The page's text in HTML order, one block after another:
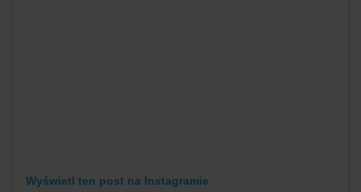
Wyświetl ten post na Instagramie